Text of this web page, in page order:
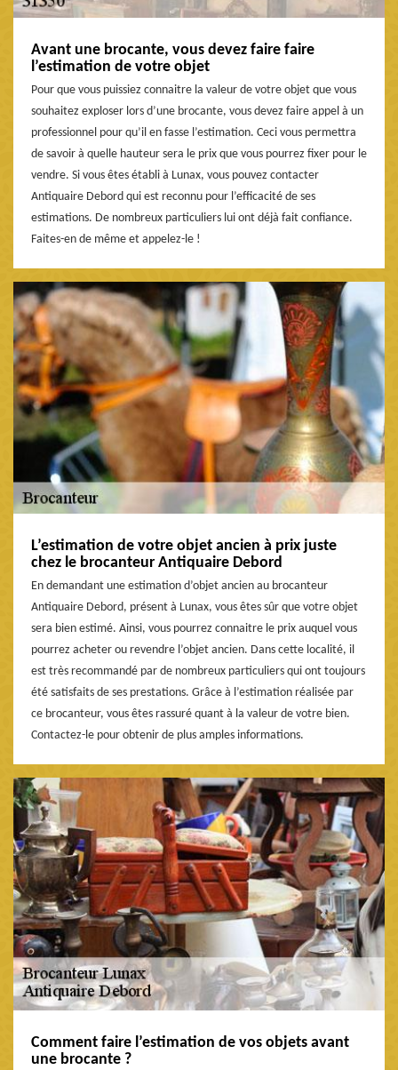
Avant une brocante, vous devez faire faire
l’estimation de votre objet
Pour que vous puissiez connaitre la valeur de votre objet que vous
souhaitez exploser lors d’une brocante, vous devez faire appel à un
professionnel pour qu’il en fasse l’estimation. Ceci vous permettra
de savoir à quelle hauteur sera le prix que vous pourrez fixer pour le
vendre. Si vous êtes établi à Lunax, vous pouvez contacter
Antiquaire Debord qui est reconnu pour l’efficacité de ses
estimations. De nombreux particuliers lui ont déjà fait confiance.
Faites-en de même et appelez-le !
L’estimation de votre objet ancien à prix juste
chez le brocanteur Antiquaire Debord
En demandant une estimation d’objet ancien au brocanteur
Antiquaire Debord, présent à Lunax, vous êtes sûr que votre objet
sera bien estimé. Ainsi, vous pourrez connaitre le prix auquel vous
pourrez acheter ou revendre l’objet ancien. Dans cette localité, il
est très recommandé par de nombreux particuliers qui ont toujours
été satisfaits de ses prestations. Grâce à l’estimation réalisée par
ce brocanteur, vous êtes rassuré quant à la valeur de votre bien.
Contactez-le pour obtenir de plus amples informations.
Comment faire l’estimation de vos objets avant
une brocante ?